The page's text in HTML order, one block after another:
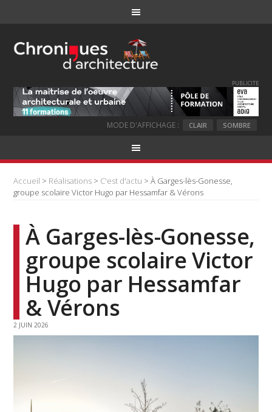
PUBLICITE
MODE D'AFFICHAGE : CLAIR SOMBRE
Accueil > Réalisations > C'est d'actu > À Garges-lès-Gonesse,
groupe scolaire Victor Hugo par Hessamfar & Vérons
À Garges-lès-Gonesse,
groupe scolaire Victor
Hugo par Hessamfar
& Vérons
2 JUIN 2026